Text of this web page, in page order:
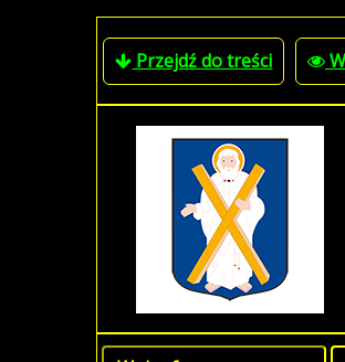
Przejdź do treści